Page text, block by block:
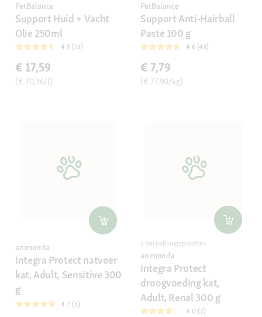
PetBalance
Support Huid + Vacht
Olie 250ml
4.5 (13)
€ 17,59
(€ 70,36/l)
PetBalance
Support Anti-Hairball
Paste 100 g
4.6 (43)
€ 7,79
(€ 77,90/kg)
animonda
Integra Protect natvoer
kat, Adult, Sensitive 300
g
4.7 (3)
2 Verpakkingsgroottes
animonda
Integra Protect
droogvoeding kat,
Adult, Renal 300 g
4.0 (7)